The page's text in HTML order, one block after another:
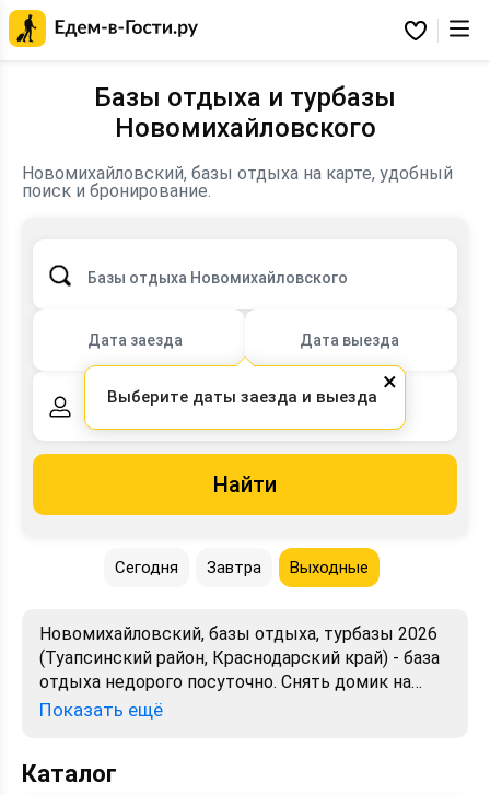
Избранное
Базы отдыха и турбазы
Новомихайловского
Новомихайловский, базы отдыха на карте, удобный
поиск и бронирование.
Забронировать базу отдыха в Новомихайловском на
официальном сайте сервиса бронирования жилья.
Базы отдыха Новомихайловского
Дата заезда Дата выезда
2 взрослых, 0 детей
Найти
Сегодня Завтра Выходные
Новомихайловский, базы отдыха, турбазы 2026
(Туапсинский район, Краснодарский край) - база
отдыха недорого посуточно. Снять домик на
базе отдыха, турбазе. Лучшие цены, отзывы,
Показать ещё
Каталог
×
Выберите даты заезда и выезда